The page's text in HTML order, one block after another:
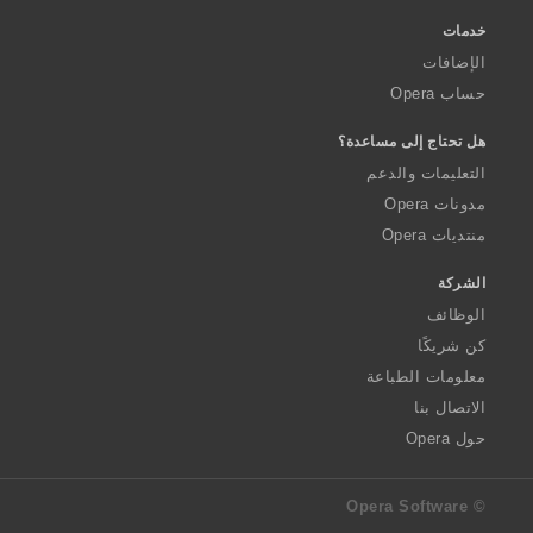
خدمات
الإضافات
حساب Opera
هل تحتاج إلى مساعدة؟
التعليمات والدعم
مدونات Opera
منتديات Opera
الشركة
الوظائف
كن شريكًا
معلومات الطباعة
الاتصال بنا
حول Opera
© Opera Software